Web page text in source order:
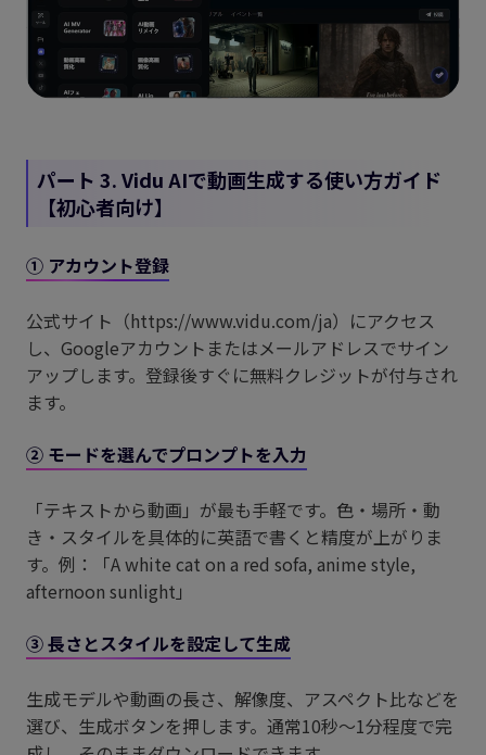
パート 3. Vidu AIで動画生成する使い方ガイド
【初心者向け】
① アカウント登録
公式サイト（https://www.vidu.com/ja）にアクセス
し、Googleアカウントまたはメールアドレスでサイン
アップします。登録後すぐに無料クレジットが付与され
ます。
② モードを選んでプロンプトを入力
「テキストから動画」が最も手軽です。色・場所・動
き・スタイルを具体的に英語で書くと精度が上がりま
す。例：「A white cat on a red sofa, anime style,
afternoon sunlight」
③ 長さとスタイルを設定して生成
生成モデルや動画の長さ、解像度、アスペクト比などを
選び、生成ボタンを押します。通常10秒〜1分程度で完